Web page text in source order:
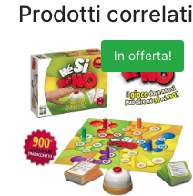
Prodotti correlati
In offerta!